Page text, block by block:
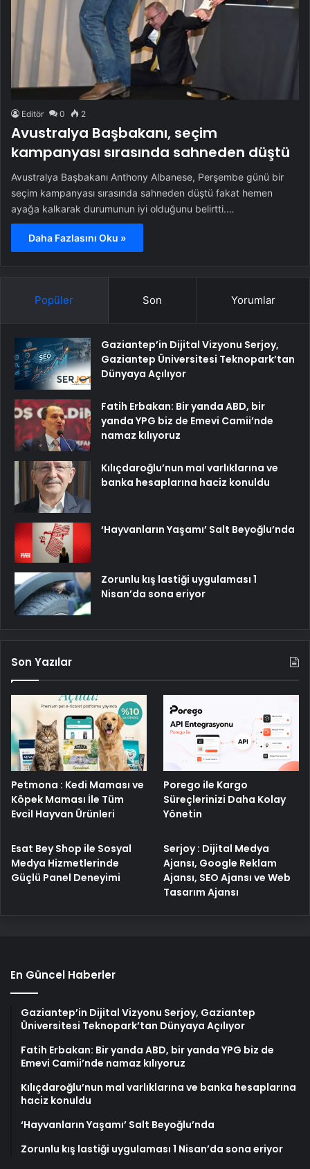
Editör 0 2
Avustralya Başbakanı, seçim
kampanyası sırasında sahneden düştü
Avustralya Başbakanı Anthony Albanese, Perşembe günü bir
seçim kampanyası sırasında sahneden düştü fakat hemen
ayağa kalkarak durumunun iyi olduğunu belirtti.…
Daha Fazlasını Oku »
Popüler Son Yorumlar
Gaziantep’in Dijital Vizyonu Serjoy,
Gaziantep Üniversitesi Teknopark’tan
Dünyaya Açılıyor
Fatih Erbakan: Bir yanda ABD, bir
yanda YPG biz de Emevi Camii’nde
namaz kılıyoruz
Kılıçdaroğlu’nun mal varlıklarına ve
banka hesaplarına haciz konuldu
‘Hayvanların Yaşamı’ Salt Beyoğlu’nda
Zorunlu kış lastiği uygulaması 1
Nisan’da sona eriyor
Son Yazılar
Petmona : Kedi Maması ve
Köpek Maması İle Tüm
Evcil Hayvan Ürünleri
Porego ile Kargo
Süreçlerinizi Daha Kolay
Yönetin
Esat Bey Shop ile Sosyal
Medya Hizmetlerinde
Güçlü Panel Deneyimi
Serjoy : Dijital Medya
Ajansı, Google Reklam
Ajansı, SEO Ajansı ve Web
Tasarım Ajansı
En Güncel Haberler
Gaziantep’in Dijital Vizyonu Serjoy, Gaziantep
Üniversitesi Teknopark’tan Dünyaya Açılıyor
Fatih Erbakan: Bir yanda ABD, bir yanda YPG biz de
Emevi Camii’nde namaz kılıyoruz
Kılıçdaroğlu’nun mal varlıklarına ve banka hesaplarına
haciz konuldu
‘Hayvanların Yaşamı’ Salt Beyoğlu’nda
Zorunlu kış lastiği uygulaması 1 Nisan’da sona eriyor